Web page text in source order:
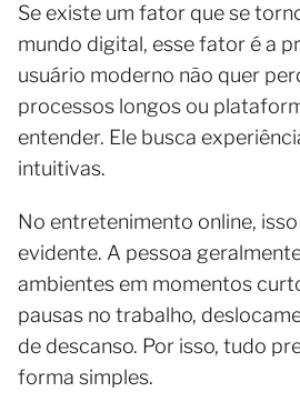
Se existe um fator que se
mundo digital, esse fator é a
usuário moderno não quer
processos longos ou
entender. Ele busca
intuitivas.
No entretenimento online,
evidente. A pessoa
ambientes em momentos
pausas no trabalho,
de descanso. Por isso, tudo
forma simples.